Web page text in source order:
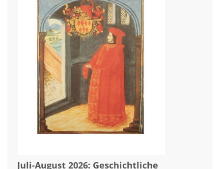
Glossary and Bibliographies
Contact
Newsletter
Juli-August 2026: Geschichtliche